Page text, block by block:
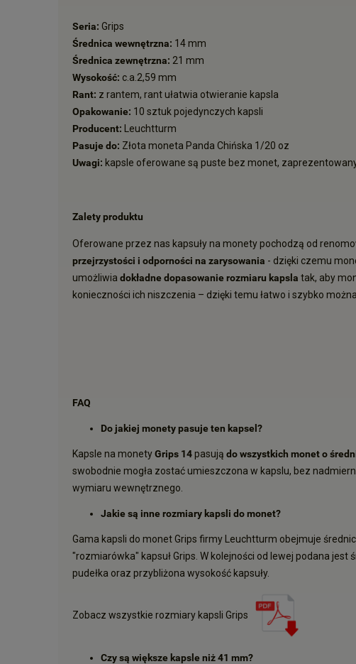
Seria: Grips
Średnica wewnętrzna: 14 mm
Średnica zewnętrzna: 21 mm
Wysokość: c.a.2,59 mm
Rant: z rantem, rant ułatwia otwieranie kapsla
Opakowanie: 10 sztuk pojedynczych kapsli
Producent:
Leuchtturm
Pasuje do: Złota moneta Panda Chińska 1/20 oz
Uwagi: kapsle oferowane są puste bez monet,
Zalety produktu
Oferowane przez nas kapsuły na monety pochodzą od
przejrzystości i odporności na zarysowania - dzięki czemu
umożliwia dokładne dopasowanie rozmiaru kapsla tak, aby
konieczności ich niszczenia – dzięki temu łatwo i szybko
FAQ
Do jakiej monety pasuje ten kapsel?
Kapsle na monetyGrips 14pasują do wszystkich monet o
swobodnie mogła zostać umieszczona w kapslu, bez
wymiaru wewnętrznego.
Jakie są inne rozmiary kapsli do monet?
Gama kapsli do monet Grips firmy Leuchtturm obejmuje
"rozmiarówka" kapsuł Grips. W kolejności od lewej podana
pudełka oraz przybliżona wysokość kapsuły.
Zobacz wszystkie rozmiary kapsli Grips
Czy są większe kapsle niż 41 mm?